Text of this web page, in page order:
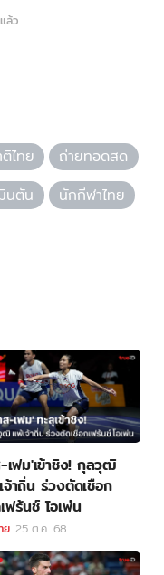
ล้ว
ไทย
ถ่ายทอดสด
นตัน
นักกีฬาไทย
เฟม'เข้าชิง! กุลวุฒิ
จ้าถิ่น ร่วงตัดเชือก
ฟร้นช์ โอเพ่น
ย 25 ต.ค. 68